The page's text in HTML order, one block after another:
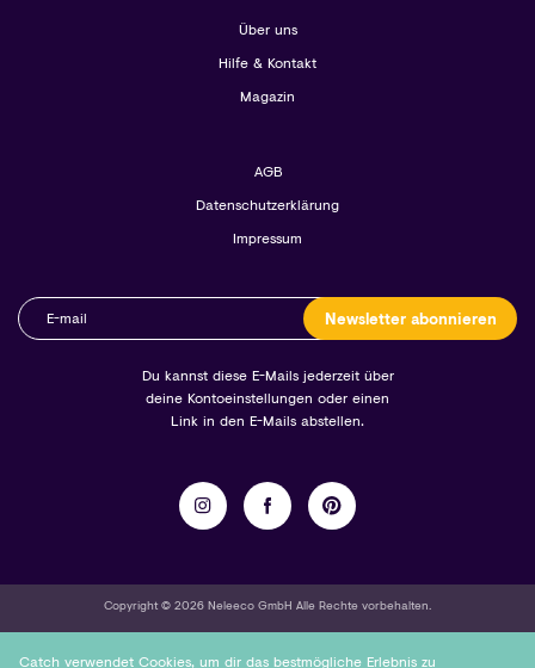
Über uns
Hilfe & Kontakt
Magazin
AGB
Datenschutzerklärung
Impressum
Newsletter abonnieren
Du kannst diese E-Mails jederzeit über
deine Kontoeinstellungen oder einen
Link in den E-Mails abstellen.
Copyright © 2026 Neleeco GmbH Alle Rechte vorbehalten.
Catch verwendet Cookies, um dir das bestmögliche Erlebnis zu